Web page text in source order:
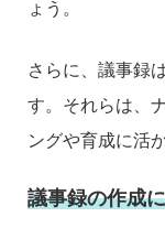
ょう。
さらに、議事録
す。それらは、
ングや育成に活
議事録の作成